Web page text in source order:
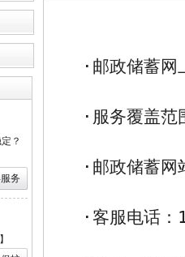
？
】
·邮政储蓄
·服务覆盖范
·邮政储蓄网
·客服电话